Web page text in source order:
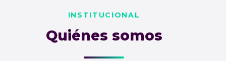
INSTITUCIONAL
Quiénes somos